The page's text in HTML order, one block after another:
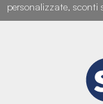
personalizzate, sconti